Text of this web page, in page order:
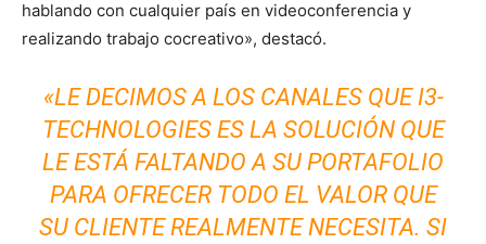
hablando con cualquier país en videoconferencia y
realizando trabajo cocreativo», destacó.
«LE DECIMOS A LOS CANALES QUE I3-
TECHNOLOGIES ES LA SOLUCIÓN QUE
LE ESTÁ FALTANDO A SU PORTAFOLIO
PARA OFRECER TODO EL VALOR QUE
SU CLIENTE REALMENTE NECESITA. SI